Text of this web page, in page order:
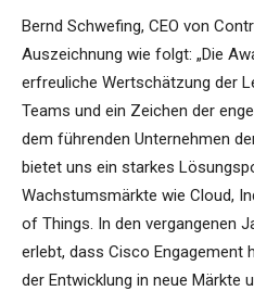
Bernd Schwefing, CEO von
Auszeichnung wie folgt: „Die
erfreuliche Wertschätzung der
Teams und ein Zeichen der
dem führenden Unternehmen
bietet uns ein starkes
Wachstumsmärkte wie Cloud,
of Things. In den vergangenen
erlebt, dass Cisco Engagement
der Entwicklung in neue Märkte